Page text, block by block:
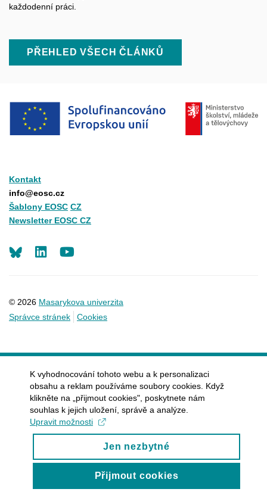
každodenní práci.
PŘEHLED VŠECH ČLÁNKŮ
Kontakt
info@eosc.cz
Šablony EOSC CZ
Newsletter EOSC CZ
© 2026 Masarykova univerzita
Správce stránek
Cookies
LinkedIn
K vyhodnocování tohoto webu a k personalizaci
obsahu a reklam používáme soubory cookies. Když
klikněte na „přijmout cookies", poskytnete nám
souhlas k jejich uložení, správě a analýze.
Upravit možnosti
Jen nezbytné
Přijmout cookies